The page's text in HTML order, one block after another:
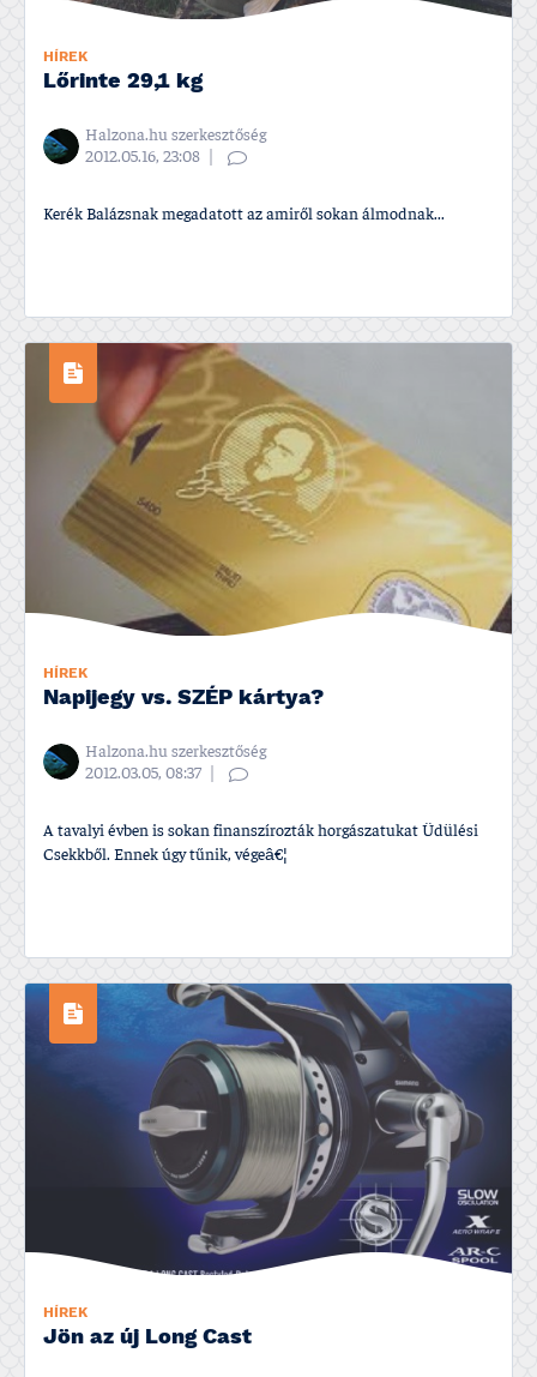
HÍREK
Lőrinte 29,1 kg
Halzona.hu szerkesztőség
2012.05.16, 23:08
Kerék Balázsnak megadatott az amiről sokan álmodnak...
HÍREK
Napijegy vs. SZÉP kártya?
Halzona.hu szerkesztőség
2012.03.05, 08:37
A tavalyi évben is sokan finanszí­rozták horgászatukat Üdülési
Csekkből. Ennek úgy tűnik, végeâ€¦
HÍREK
Jön az új Long Cast